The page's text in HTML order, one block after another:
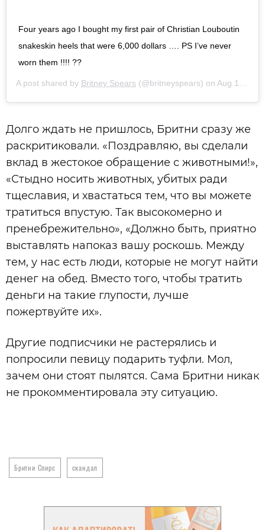
Four years ago I bought my first pair of Christian Louboutin
snakeskin heels that were 6,000 dollars …. PS I’ve never
worn them !!!! ??
A post shared by Britney Spears (@britneyspears) on Aug 15, 2019 at 9:14am PDT
Долго ждать не пришлось, Бритни сразу же
раскритиковали. «Поздравляю, вы сделали
вклад в жестокое обращение с животными!»,
«Стыдно носить животных, убитых ради
тщеславия, и хвастаться тем, что вы можете
тратиться впустую. Так высокомерно и
пренебрежительно», «Должно быть, приятно
выставлять напоказ вашу роскошь. Между
тем, у нас есть люди, которые не могут найти
денег на обед. Вместо того, чтобы тратить
деньги на такие глупости, лучше
пожертвуйте их».
Другие подписчики не растерялись и
попросили певицу подарить туфли. Мол,
зачем они стоят пылятся. Сама Бритни никак
не прокомментировала эту ситуацию.
Бритни Спирс скандал